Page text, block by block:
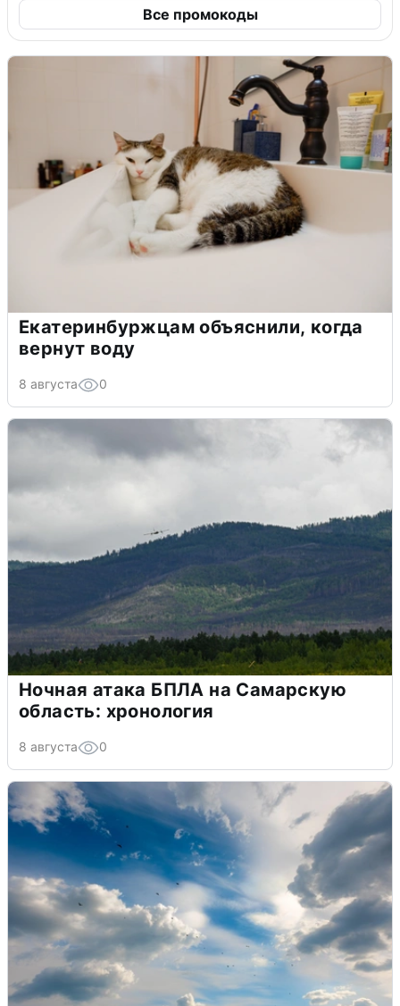
Все промокоды
Екатеринбуржцам объяснили, когда
вернут воду
8 августа 0
Ночная атака БПЛА на Самарскую
область: хронология
8 августа 0